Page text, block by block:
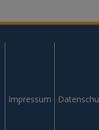
Impressum